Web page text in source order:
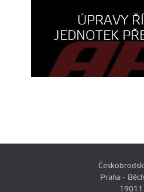
ÚPRAVY
JEDNOTEK
Praha -
19011